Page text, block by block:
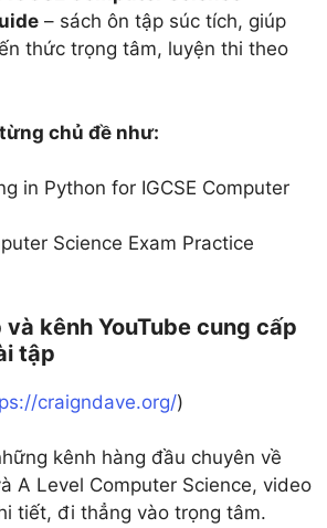
– sách ôn tập súc tích, giúp
thức trọng tâm, luyện thi theo
chủ đề như:
in Python for IGCSE Computer
Science Exam Practice
kênh YouTube cung cấp
tập
craigndave.org/)
kênh hàng đầu chuyên về
A Level Computer Science, video
tiết, đi thẳng vào trọng tâm.